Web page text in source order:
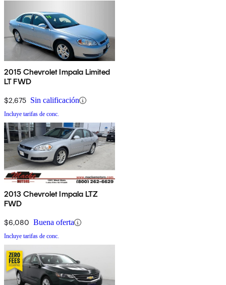
2015 Chevrolet Impala Limited
LT FWD
$2,675 Sin calificación
Incluye tarifas de conc.
2013 Chevrolet Impala LTZ
FWD
$6,080 Buena oferta
Incluye tarifas de conc.